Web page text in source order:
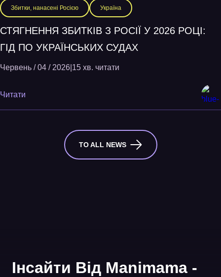
Збитки, нанасені Росією Україна
СТЯГНЕННЯ ЗБИТКІВ З РОСІЇ У 2026 РОЦІ:
ГІД ПО УКРАЇНСЬКИХ СУДАХ
Червень / 04 / 2026 15 хв. читати
Читати
TO ALL NEWS
Інсайти Від Manimama -